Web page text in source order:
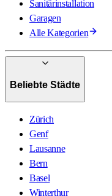
Sanitärinstallation
Garagen
Alle Kategorien
Beliebte Städte
Zürich
Genf
Lausanne
Bern
Basel
Winterthur